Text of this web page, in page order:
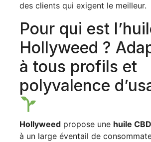
des clients qui exigent le meilleur.
Pour qui est
Hollyweed ?
à tous profils et
polyvalence
Hollyweed propose une huile CBD
à un large éventail de